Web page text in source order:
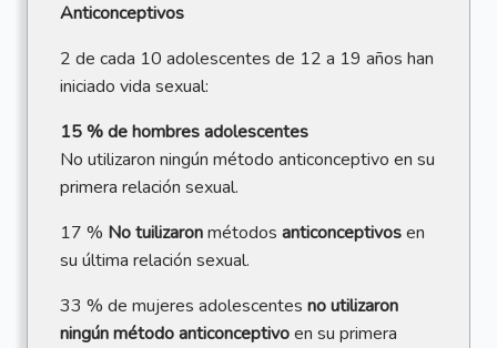
Anticonceptivos
2 de cada 10 adolescentes de 12 a 19 años han
iniciado vida sexual:
15 % de hombres adolescentes
No utilizaron ningún método anticonceptivo en su
primera relación sexual.
17 % No tuilizaronmétodos anticonceptivosen
su última relación sexual.
33 % de mujeres adolescentes no utilizaron
ningún método anticonceptivoen su primera